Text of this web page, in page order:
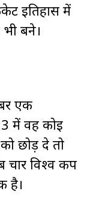
इतिहास में
बने।
एक
में वह कोई
छोड़ दे तो
चार विश्व कप
है।